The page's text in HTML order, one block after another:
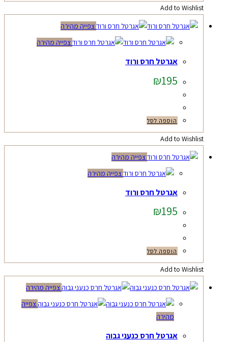
Add to Wishlist
צפייה מהירה
צפייה מהירה
אגרטל חרס ורוד
₪195
הוספה לסל
Add to Wishlist
צפייה מהירה
צפייה מהירה
אגרטל חרס ורוד
₪195
הוספה לסל
Add to Wishlist
צפייה מהירה
צפייה
מהירה
אגרטל חרס כנעני גבוה